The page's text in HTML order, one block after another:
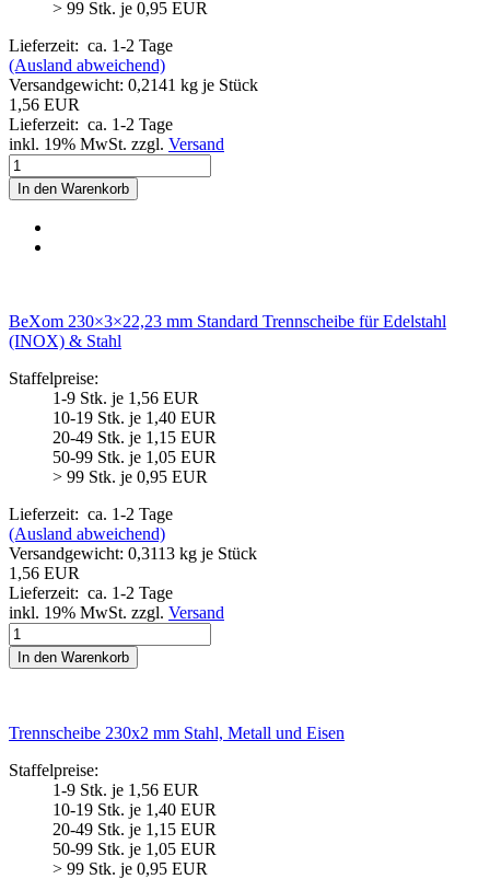
> 99 Stk. je 0,95 EUR
Lieferzeit: ca. 1-2 Tage
(Ausland abweichend)
Versandgewicht: 0,2141 kg je Stück
1,56 EUR
Lieferzeit: ca. 1-2 Tage
inkl. 19% MwSt. zzgl. Versand
In den Warenkorb
BeXom 230×3×22,23 mm Standard Trennscheibe für Edelstahl
(INOX) & Stahl
Staffelpreise:
1-9 Stk. je 1,56 EUR
10-19 Stk. je 1,40 EUR
20-49 Stk. je 1,15 EUR
50-99 Stk. je 1,05 EUR
> 99 Stk. je 0,95 EUR
Lieferzeit: ca. 1-2 Tage
(Ausland abweichend)
Versandgewicht: 0,3113 kg je Stück
1,56 EUR
Lieferzeit: ca. 1-2 Tage
inkl. 19% MwSt. zzgl. Versand
In den Warenkorb
Trennscheibe 230x2 mm Stahl, Metall und Eisen
Staffelpreise:
1-9 Stk. je 1,56 EUR
10-19 Stk. je 1,40 EUR
20-49 Stk. je 1,15 EUR
50-99 Stk. je 1,05 EUR
> 99 Stk. je 0,95 EUR